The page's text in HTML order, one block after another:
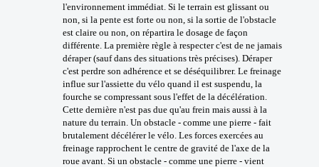
l'environnement immédiat. Si le terrain est glissant ou
non, si la pente est forte ou non, si la sortie de l'obstacle
est claire ou non, on répartira le dosage de façon
différente. La première règle à respecter c'est de ne jamais
déraper (sauf dans des situations très précises). Déraper
c'est perdre son adhérence et se déséquilibrer. Le freinage
influe sur l'assiette du vélo quand il est suspendu, la
fourche se compressant sous l'effet de la décélération.
Cette dernière n'est pas due qu'au frein mais aussi à la
nature du terrain. Un obstacle - comme une pierre - fait
brutalement décélérer le vélo. Les forces exercées au
freinage rapprochent le centre de gravité de l'axe de la
roue avant. Si un obstacle - comme une pierre - vient